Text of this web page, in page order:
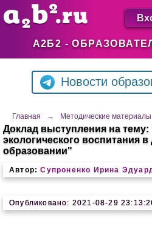
А2Б2 -
Новости
Главная → Методические материалы
Доклад выступления на
экологического воспитания
образовании"
Автор: Супроненко Ирина
Опубликовано: 2021-08-29